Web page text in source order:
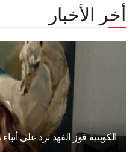
أخر الأخبار
الكويتية فوز الفهد ترد على